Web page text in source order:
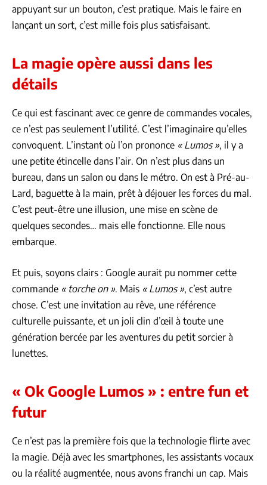
appuyant sur un bouton, c’est pratique. Mais le faire en
lançant un sort, c’est mille fois plus satisfaisant.
La magie opère aussi dans les
détails
Ce qui est fascinant avec ce genre de commandes vocales,
ce n’est pas seulement l’utilité. C’est l’imaginaire qu’elles
convoquent. L’instant où l’on prononce « Lumos », il y a
une petite étincelle dans l’air. On n’est plus dans un
bureau, dans un salon ou dans le métro. On est à Pré-au-
Lard, baguette à la main, prêt à déjouer les forces du mal.
C’est peut-être une illusion, une mise en scène de
quelques secondes… mais elle fonctionne. Elle nous
embarque.
Et puis, soyons clairs : Google aurait pu nommer cette
commande « torche on ». Mais « Lumos », c’est autre
chose. C’est une invitation au rêve, une référence
culturelle puissante, et un joli clin d’œil à toute une
génération bercée par les aventures du petit sorcier à
lunettes.
« Ok Google Lumos » : entre fun et
futur
Ce n’est pas la première fois que la technologie flirte avec
la magie. Déjà avec les smartphones, les assistants vocaux
ou la réalité augmentée, nous avons franchi un cap. Mais